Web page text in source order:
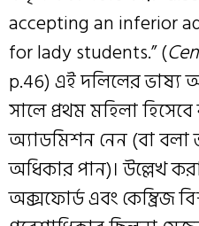
accepting an inferior
for lady students.” (
p.46) এই দলিলের ভাষ্য
সালে প্রথম মহিলা হিসেবে
অ্যাডমিশন নেন (বা
অধিকার পান)। উল্লেখ
অক্সফোর্ড এবং কেম্ব্রিজ